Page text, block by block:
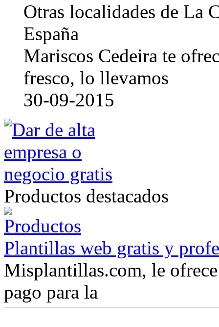
Otras localidades de La
España
Mariscos Cedeira te
fresco, lo llevamos
30-09-2015
Productos destacados
Plantillas web gratis y
Misplantillas.com, le
pago para la